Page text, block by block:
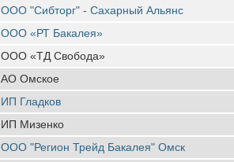
ООО "Сибторг" - Сахарный Альянс
ООО «РТ Бакалея»
ООО «ТД Свобода»
АО Омское
ИП Гладков
ИП Мизенко
ООО "Регион Трейд Бакалея" Омск